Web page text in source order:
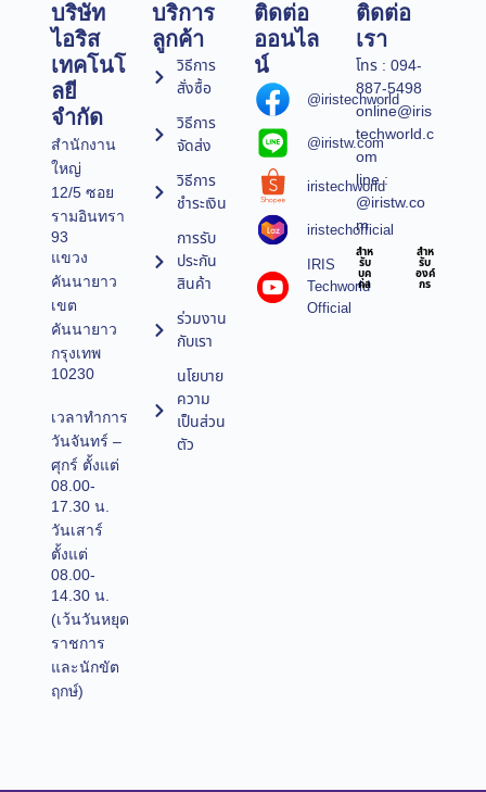
บริษัท
ไอริส
เทคโนโ
ลยี
จำกัด
สำนักงาน
ใหญ่
12/5 ซอย
รามอินทรา
93
แขวง
คันนายาว
เขต
คันนายาว
กรุงเทพ
10230
เวลาทำการ
วันจันทร์ –
ศุกร์ ตั้งแต่
08.00-
17.30 น.
วันเสาร์
ตั้งแต่
08.00-
14.30 น.
(เว้นวันหยุด
ราชการ
และนักขัต
ฤกษ์)
บริการ
ลูกค้า
วิธีการ
สั่งซื้อ
วิธีการ
จัดส่ง
วิธีการ
ชำระเงิน
การรับ
ประกัน
สินค้า
ร่วมงาน
กับเรา
นโยบาย
ความ
เป็นส่วน
ตัว
ติดต่อ
ออนไล
น์
@iristechworld
@iristw.com
iristechworld
iristechofficial
IRIS
Techworld
Official
ติดต่อ
เรา
โทร : 094-
887-5498
online@iris
techworld.c
om
line :
@iristw.co
m
สำห
รับ
บุค
คล
สำห
รับ
องค์
กร